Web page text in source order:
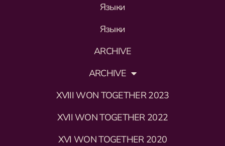
Языки
Языки
ARCHIVE
ARCHIVE
XVIII WON TOGETHER 2023
XVII WON TOGETHER 2022
XVI WON TOGETHER 2020